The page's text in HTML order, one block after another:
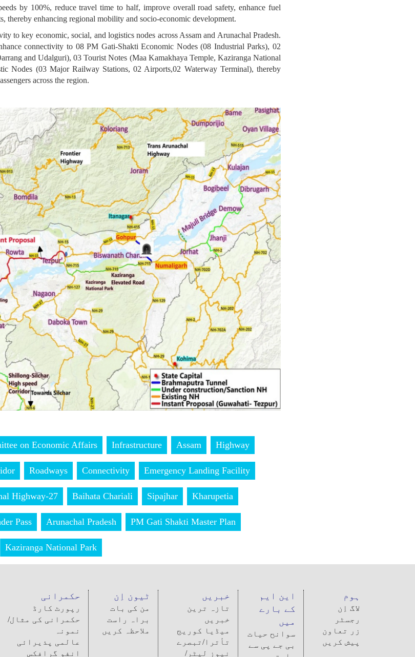
by 100%, reduce travel time to half, improve overall road safety, enhance fuel
thereby enhancing regional mobility and socio-economic development.
to key economic, social, and logistics nodes across Assam and Arunachal Pradesh.
connectivity to 08 PM Gati-Shakti Economic Nodes (08 Industrial Parks), 02
and Udalguri), 03 Tourist Notes (Maa Kamakhaya Temple, Kaziranga National
Nodes (03 Major Railway Stations, 02 Airports,02 Waterway Terminal), thereby
across the region.
on Economic Affairs Infrastructure Assam Highway
Roadways Connectivity Emergency Landing Facility
Highway-27 Baihata Chariali Sipajhar Kharupetia
Pass Arunachal Pradesh PM Gati Shakti Master Plan
Kaziranga National Park
ہوم
لاگ اِن
رجسٹر
زر تعاون
پیش کریں
این ایم
کے بارے
میں
سوانح حیات
بی جے پی سے
خبریں
تازہ ترین
خبریں
میڈیا کوریج
تأترا/تبصرے
نیوز لیٹر/
ٹیون اِن
من کی بات
براہ راست
ملاحظہ کریں
حکمرانی
رپورٹ کارڈ
حکمرانی کی مثال/
نمونہ
عالمی پذیرائی
انفو گرافکس